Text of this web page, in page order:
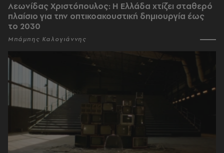
Λεωνίδας Χριστόπουλος: Η Ελλάδα χτίζει σταθερό
πλαίσιο για την οπτικοακουστική δημιουργία έως
το 2030
Μπάμπης Καλογιάννης